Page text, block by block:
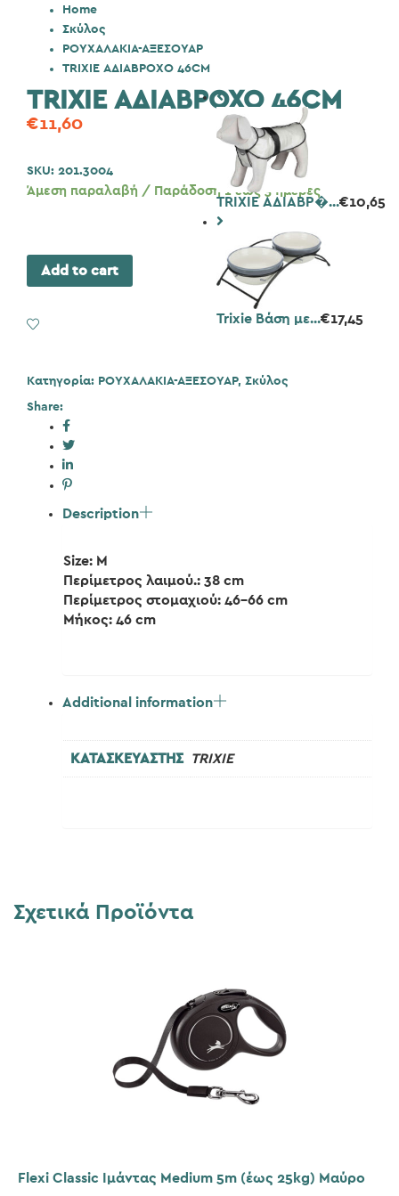
Home
Σκύλος
ΡΟΥΧΑΛΑΚΙΑ-ΑΞΕΣΟΥΑΡ
TRIXIE ΑΔΙΑΒΡΟΧΟ 46CM
TRIXIE ΑΔΙΑΒΡ�...€10,65
Trixie Βάση με...€17,45
TRIXIE ΑΔΙΑΒΡΟΧΟ 46CM
€11,60
SKU: 201.3004
Άμεση παραλαβή / Παράδοση 1 έως 3 ημέρες
Add to cart
Κατηγορία: ΡΟΥΧΑΛΑΚΙΑ-ΑΞΕΣΟΥΑΡ, Σκύλος
Share:
Description
Size: M
Περίμετρος λαιμού.: 38 cm
Περίμετρος στομαχιού: 46-66 cm
Μήκος: 46 cm
Additional information
ΚΑΤΑΣΚΕΥΑΣΤΗΣ TRIXIE
Σχετικά Προϊόντα
Flexi Classic Ιμάντας Medium 5m (έως 25kg) Μαύρο